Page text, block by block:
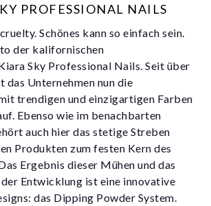
PROFESSIONAL NAILS
Schönes kann so einfach sein.
der kalifornischen
Sky Professional Nails. Seit über
das Unternehmen nun die
trendigen und einzigartigen Farben
Ebenso wie im benachbarten
auch hier das stetige Streben
Produkten zum festen Kern des
Ergebnis dieser Mühen und das
Entwicklung ist eine innovative
das Dipping Powder System.